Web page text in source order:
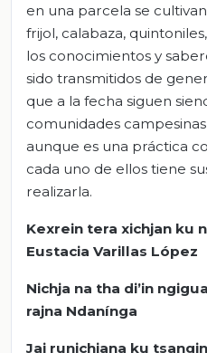
en una parcela se
frijol, calabaza,
los conocimientos y
sido transmitidos de
que a la fecha siguen
comunidades
aunque es una práctica
cada uno de ellos tiene
realizarla.
Kexrein tera xichjan ku
Eustacia Varillas López
Nichja na tha di’in
rajna Ndanínga
Jai runichjana ku